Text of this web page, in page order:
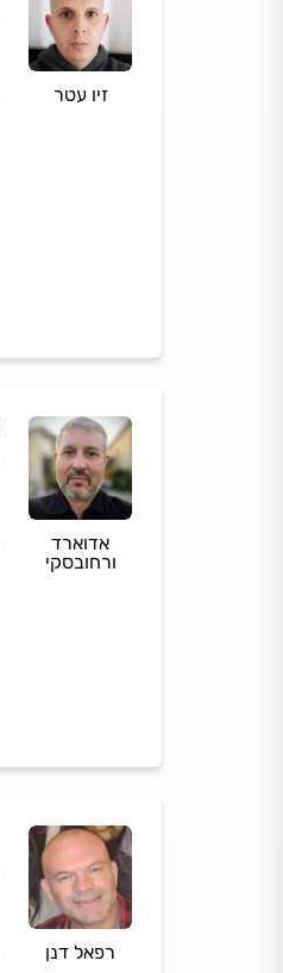
זיו עטר
אדוארד
ורחובסקי
רפאל דנן